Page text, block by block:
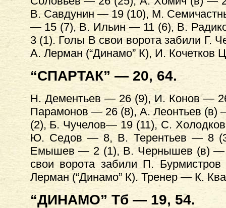
В. Савдунин — 19 (10), М.
— 15 (7), В. Ильин — 11 (6), В.
3 (1). Голы В свои ворота забили Г.
А. Лерман (“Динамо” К), И.
“СПАРТАК” — 20, 64.
Н. Дементьев — 26 (9), И. Конов —
Парамонов — 26 (8), А. Леонтьев
(2), Б. Чучелов— 19 (11), С.
Ю. Седов — 8, В. Терентьев — 8
Емышев — 2 (1), В. Чернышев (в)
свои ворота забили П.
Лерман (“Динамо” К). Тренер — К.
“ДИНАМО” Тб — 19, 54.